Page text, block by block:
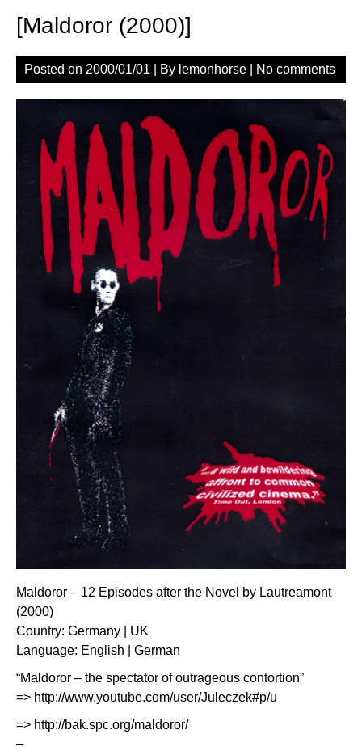
[Maldoror (2000)]
Posted on 2000/01/01 | By lemonhorse No comments
Maldoror – 12 Episodes after the Novel by Lautreamont
(2000)
Country: Germany | UK
Language: English | German
“Maldoror – the spectator of outrageous contortion”
=> http://www.youtube.com/user/Juleczek#p/u
=> http://bak.spc.org/maldoror/
–